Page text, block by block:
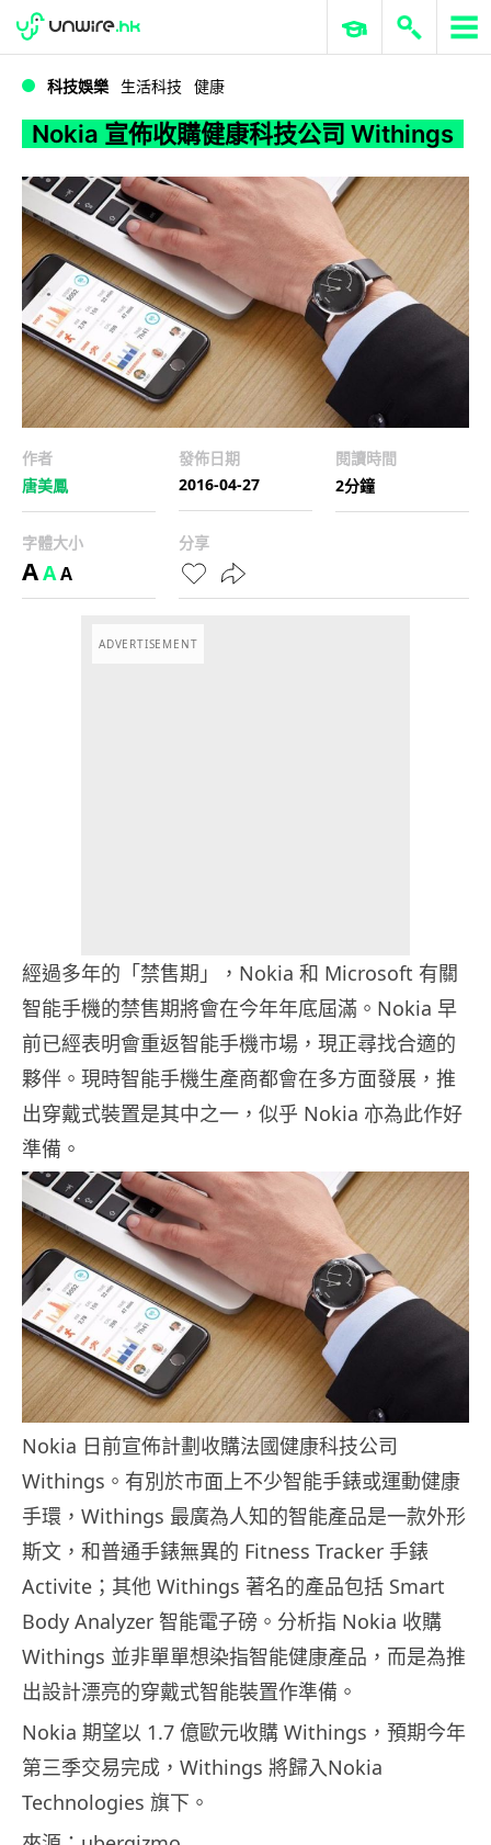
Nokia 宣佈收購健康科技公司 Withings
WWDC 2026 ERP 與商業 AI
科技娛樂 生活科技 健康
Nokia 宣佈收購健康科技公司 Withings
作者
唐美鳳
發佈日期
2016-04-27
閱讀時間
2分鐘
字體大小
AAA
分享
ADVERTISEMENT
經過多年的「禁售期」，Nokia 和 Microsoft 有關
智能手機的禁售期將會在今年年底屆滿。Nokia 早
前已經表明會重返智能手機市場，現正尋找合適的
夥伴。現時智能手機生產商都會在多方面發展，推
出穿戴式裝置是其中之一，似乎 Nokia 亦為此作好
準備。
Nokia 日前宣佈計劃收購法國健康科技公司
Withings。有別於市面上不少智能手錶或運動健康
手環，Withings 最廣為人知的智能產品是一款外形
斯文，和普通手錶無異的 Fitness Tracker 手錶
Activite；其他 Withings 著名的產品包括 Smart
Body Analyzer 智能電子磅。分析指 Nokia 收購
Withings 並非單單想染指智能健康產品，而是為推
出設計漂亮的穿戴式智能裝置作準備。
Nokia 期望以 1.7 億歐元收購 Withings，預期今年
第三季交易完成，Withings 將歸入Nokia
Technologies 旗下。